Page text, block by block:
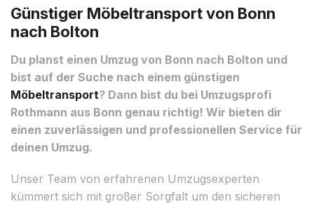
Günstiger Möbeltransport von Bonn
nach Bolton
Du planst einen Umzug von Bonn nach Bolton und
bist auf der Suche nach einem günstigen
Möbeltransport? Dann bist du bei Umzugsprofi
Rothmann aus Bonn genau richtig! Wir bieten dir
einen zuverlässigen und professionellen Service für
deinen Umzug.
Unser Team von erfahrenen Umzugsexperten
kümmert sich mit großer Sorgfalt um den sicheren